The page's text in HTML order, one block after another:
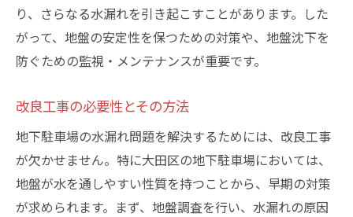
り、さらなる水漏れを引き起こすことがあります。した
がって、地盤の安定性を保つための対策や、地盤沈下を
防ぐための監視・メンテナンスが重要です。
改良工事の必要性とその方法
地下駐車場の水漏れ問題を解決するためには、改良工事
が欠かせません。特に大田区の地下駐車場においては、
地盤が水を通しやすい性質を持つことから、早期の対策
が求められます。まず、地盤調査を行い、水漏れの原因